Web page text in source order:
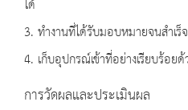
ได้
3. ทำงานที่ได้รับมอบหมายจนสำเร็
4. เก็บอุปกรณ์เข้าที่อย่างเรียบร้อย
การวัดผลและประเมินผล